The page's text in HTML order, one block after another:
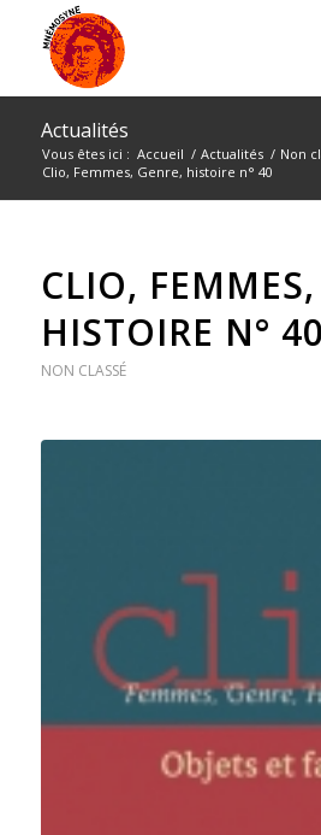
Actualités
Vous êtes ici : Accueil / Actualités / Non
Clio, Femmes, Genre, histoire n° 40
CLIO,
HISTOIRE N° 40
NON CLASSÉ